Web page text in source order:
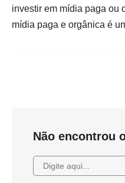
investir em mídia paga ou
mídia paga e orgânica é
Não encontrou